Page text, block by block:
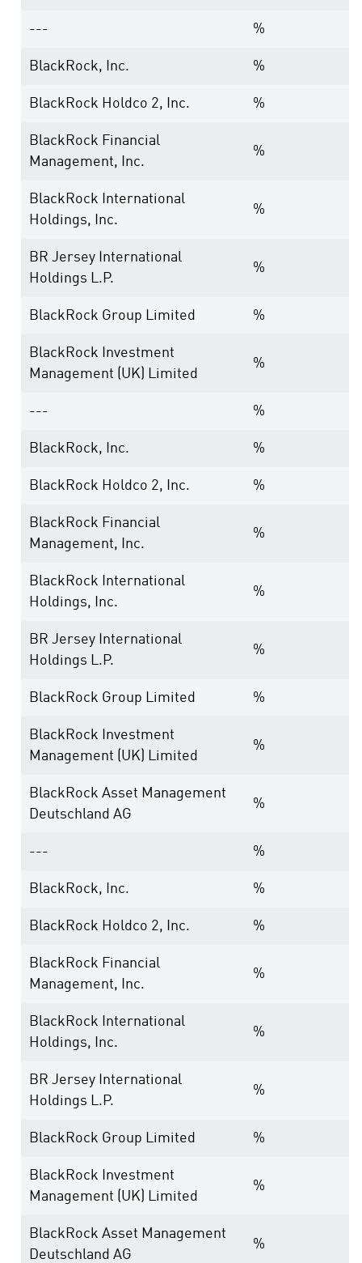
--- %
BlackRock, Inc. %
BlackRock Holdco 2, Inc. %
BlackRock Financial
Management, Inc.
%
BlackRock International
Holdings, Inc.
%
BR Jersey International
Holdings L.P.
%
BlackRock Group Limited %
BlackRock Investment
Management (UK) Limited
%
--- %
BlackRock, Inc. %
BlackRock Holdco 2, Inc. %
BlackRock Financial
Management, Inc.
%
BlackRock International
Holdings, Inc.
%
BR Jersey International
Holdings L.P.
%
BlackRock Group Limited %
BlackRock Investment
Management (UK) Limited
%
BlackRock Asset Management
Deutschland AG
%
--- %
BlackRock, Inc. %
BlackRock Holdco 2, Inc. %
BlackRock Financial
Management, Inc.
%
BlackRock International
Holdings, Inc.
%
BR Jersey International
Holdings L.P.
%
BlackRock Group Limited %
BlackRock Investment
Management (UK) Limited
%
BlackRock Asset Management
Deutschland AG
%